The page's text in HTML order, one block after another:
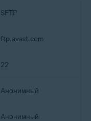
SFTP
ftp.avast.com
22
Анонимный
Анонимный